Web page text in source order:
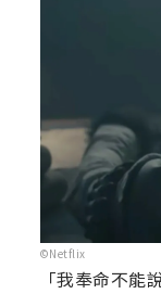
©Netflix
「我奉命不能